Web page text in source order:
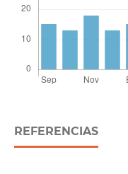
REFERENCIAS